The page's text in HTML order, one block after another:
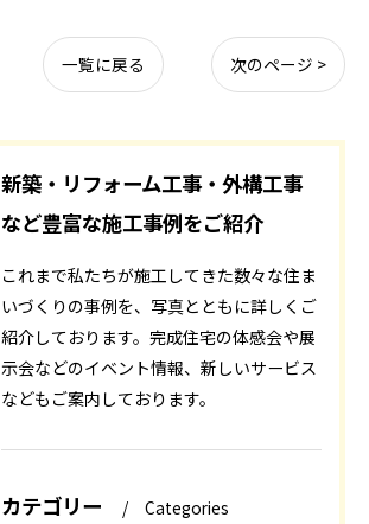
一覧に戻る 次のページ >
新築・リフォーム工事・外構工事
など豊富な施工事例をご紹介
これまで私たちが施工してきた数々な住ま
いづくりの事例を、写真とともに詳しくご
紹介しております。完成住宅の体感会や展
示会などのイベント情報、新しいサービス
などもご案内しております。
カテゴリー Categories